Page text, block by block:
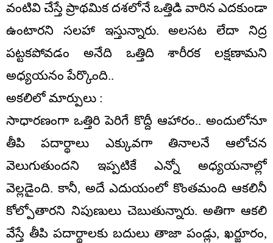
వంటివి చేస్తే ప్రాథమిక దశలోనే ఒత్తిడి వారిన ఎదకుండా
ఉంటారని సలహా ఇస్తున్నారు. అలసట లేదా నిద్ర
పట్టకపోవడం అనేది ఒత్తిది శారీరక లక్షణామని
అధ్యయనం పేర్కొంది..
అకలిలో మార్పులు :
సాధారణంగా ఒత్తిరి పెరిగే కొద్దీ ఆహారం.. అందులోనూ
తీపి పదార్థాలు ఎక్కువగా తినాలనే ఆలోచన
వెలుగుతుందని ఇప్పటికే ఎన్నో అధ్యయనాల్లో
వెల్లడైంది. కానీ, అదే ఎదుయంలో కొంతమంది ఆకలినీ
కోల్పోతారని నిపుణులు చెబుతున్నారు. అతిగా ఆకలి
వేస్తే తీపి పదార్థాలకు బదులు తాజా పండ్లు, ఖర్జూరం,